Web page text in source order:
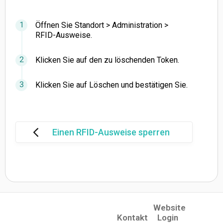
Öffnen Sie Standort > Administration >
RFID-Ausweise.
Klicken Sie auf den zu löschenden Token.
Klicken Sie auf Löschen und bestätigen Sie.
Einen RFID-Ausweise sperren
Website
Kontakt
Login